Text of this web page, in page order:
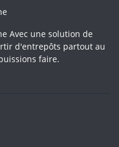
Avec une solution de
d'entrepôts partout au
faire.